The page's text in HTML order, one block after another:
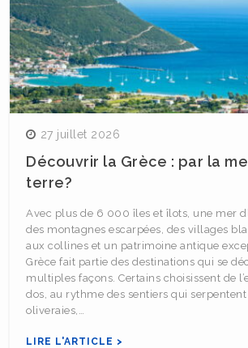
27 juillet 2026
Découvrir la Grèce : par la
terre?
Avec plus de 6 000 îles et îlots, une mer
des montagnes escarpées, des villages
aux collines et un patrimoine antique
Grèce fait partie des destinations qui se
multiples façons. Certains choisissent de
dos, au rythme des sentiers qui
oliveraies,…
LIRE L'ARTICLE >